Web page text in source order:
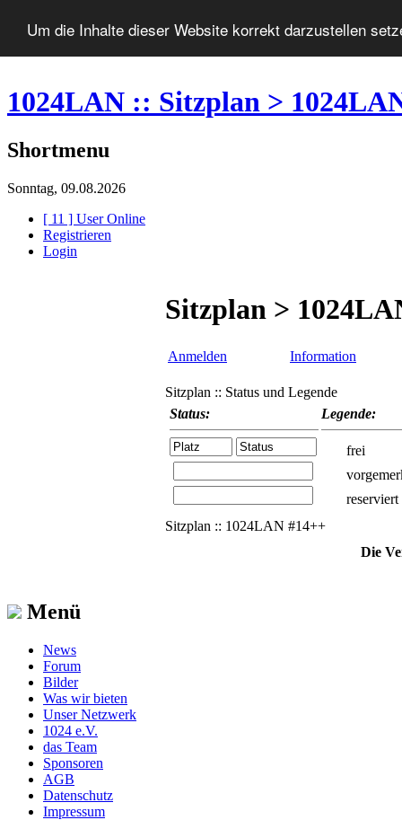
Um die Inhalte dieser Website korrekt darzustellen
1024LAN :: Sitzplan >
Shortmenu
Sonntag, 09.08.2026
[ 11 ] User Online
Registrieren
Login
Menü
News
Forum
Bilder
Was wir bieten
Unser Netzwerk
1024 e.V.
das Team
Sponsoren
AGB
Datenschutz
Impressum
Sitzplan >
Anmelden Information
Sitzplan :: Status und Legende
Status:
Legende:
frei
reserviert
Sitzplan :: 1024LAN #14++
Die